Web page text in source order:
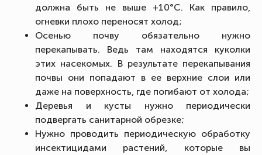
должна быть не выше +10°C. Как правило,
огневки плохо переносят холод;
Осенью почву обязательно нужно
перекапывать. Ведь там находятся куколки
этих насекомых. В результате перекапывания
почвы они попадают в ее верхние слои или
даже на поверхность, где погибают от холода;
Деревья и кусты нужно периодически
подвергать санитарной обрезке;
Нужно проводить периодическую обработку
инсектицидами растений, которые вы